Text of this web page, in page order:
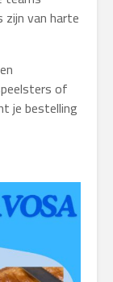
van harte
of
je bestelling